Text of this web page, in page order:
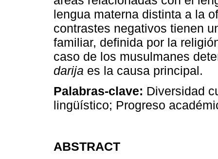
lengua materna distinta a la
contrastes negativos tienen
familiar, definida por la
caso de los musulmanes
darija es la causa principal.
Palabras-clave: Diversidad
lingüístico; Progreso
ABSTRACT